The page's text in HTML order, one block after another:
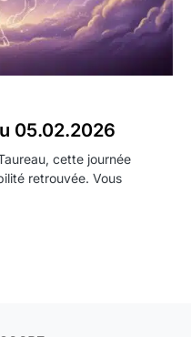
05.02.2026
cette journée
retrouvée. Vous